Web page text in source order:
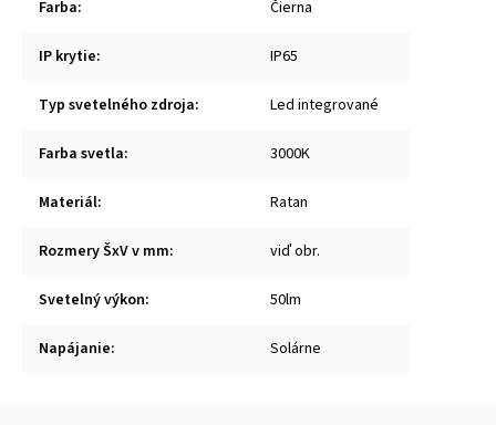
Farba: Čierna
IP krytie: IP65
Typ svetelného zdroja: Led integrované
Farba svetla: 3000K
Materiál: Ratan
Rozmery ŠxV v mm: viď obr.
Svetelný výkon: 50lm
Napájanie: Solárne